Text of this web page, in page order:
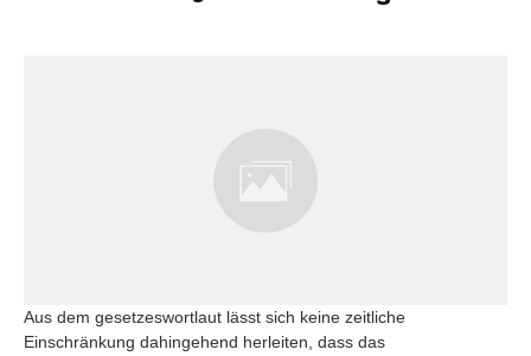
Aus dem gesetzeswortlaut lässt sich keine zeitliche
Einschränkung dahingehend herleiten, dass das